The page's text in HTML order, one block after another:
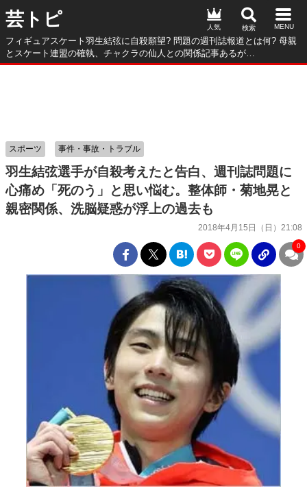
芸トピ
フィギュアスケート羽生結弦に自殺願望? 問題の週刊誌報道とは何? 母親
とスケート連盟の確執、チャクラの仙人との関係記事あるが…
人気
羽生結弦選手が自殺考えたと告白、週刊誌問題に
心痛め「死のう」と思い悩む。整体師・菊地晃と
親密関係、洗脳疑惑が浮上の過去も
2018年4月15日（日）21:08
スポーツ 事件・事故・トラブル
0